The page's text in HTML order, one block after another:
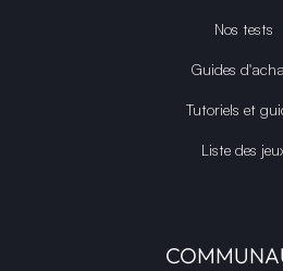
Nos tests
Guides
Tutoriels et
Liste des